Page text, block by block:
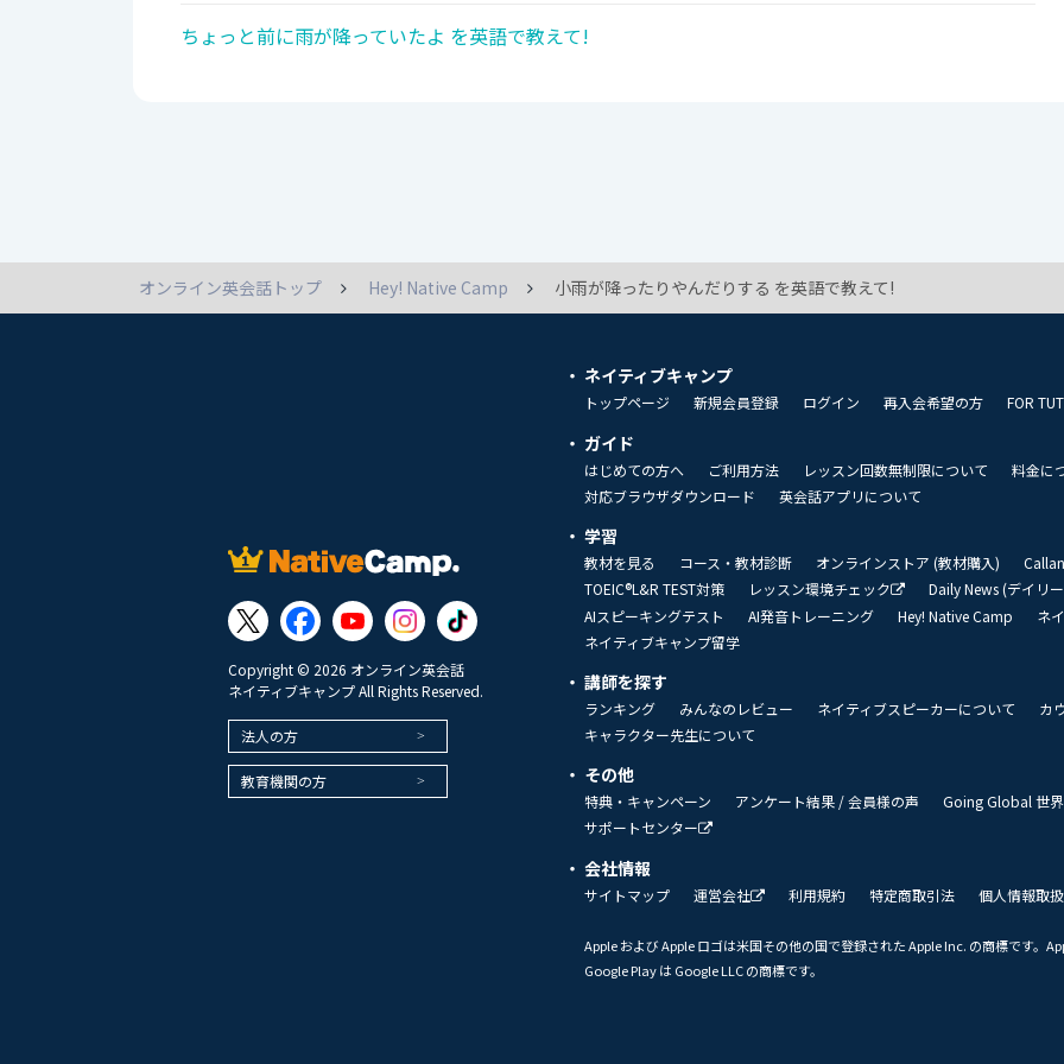
ちょっと前に雨が降っていたよ を英語で教えて!
オンライン英会話トップ Hey! Native Camp 小雨が降ったりやんだりする を英語で教えて!
Copyright © 2026 オンライン英会話
ネイティブキャンプ All Rights Reserved.
法人の方
教育機関の方
ネイティブキャンプ
トップページ 新規会員登録 ログイン 再入会希望の方 FOR
ガイド
はじめての方へ ご利用方法 レッスン回数無制限について 料金に
対応ブラウザダウンロード
英会話アプリについて
学習
教材を見る コース・教材診断 オンラインストア (教材購入)
TOEIC®L&R TEST対策
レッスン環境チェック Daily News (デイリ
AIスピーキングテスト
AI発音トレーニング Hey! Native Camp ネ
ネイティブキャンプ留学
講師を探す
ランキング みんなのレビュー ネイティブスピーカーについて
カ
キャラクター先生について
その他
特典・キャンペーン アンケート結果 / 会員様の声 Going Global 世
サポートセンター
会社情報
サイトマップ 運営会社 利用規約 特定商取引法 個人情報取
Apple および Apple ロゴは米国その他の国で登録された Apple Inc. の商標です。
Google Play は Google LLC の商標です。